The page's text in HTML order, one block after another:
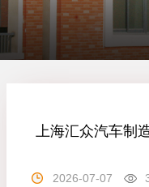
上海汇众汽车制
2026-07-07